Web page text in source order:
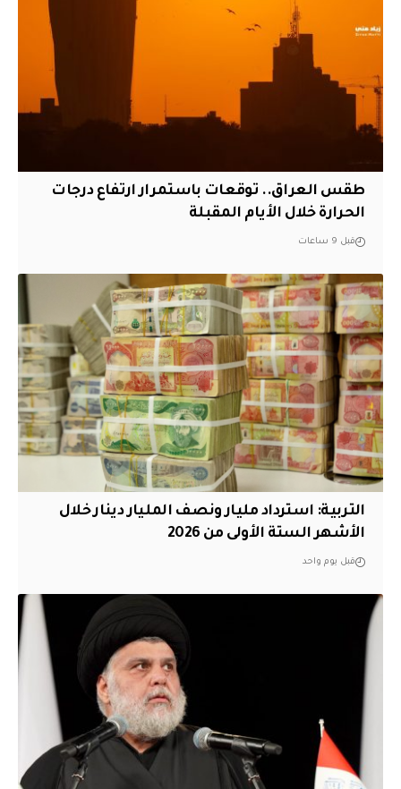
طقس العراق.. توقعات باستمرار ارتفاع درجات
الحرارة خلال الأيام المقبلة
قبل 9 ساعات
التربية: استرداد مليار ونصف المليار دينار خلال
الأشهر الستة الأولى من 2026
قبل يوم واحد